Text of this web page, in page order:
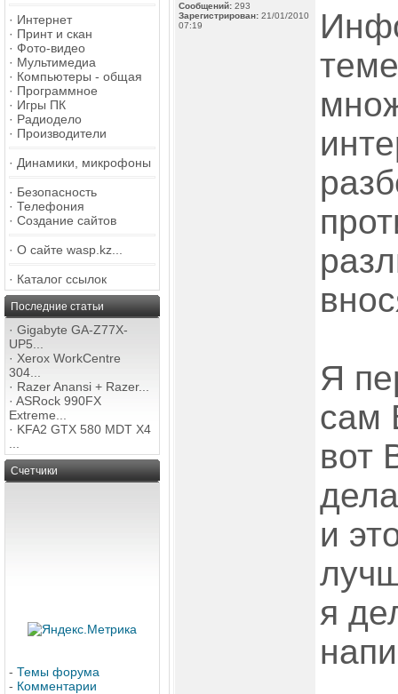
· Интернет
· Принт и скан
· Фото-видео
· Мультимедиа
· Компьютеры - общая
· Программное
· Игры ПК
· Радиодело
· Производители
· Динамики, микрофоны
· Безопасность
· Телефония
· Создание сайтов
· О сайте wasp.kz...
· Каталог ссылок
Последние статьи
· Gigabyte GA-Z77X-
UP5...
· Xerox WorkCentre
304...
· Razer Anansi + Razer...
· ASRock 990FX
Extreme...
· KFA2 GTX 580 MDT X4
Счетчики
- Темы форума
- Комментарии
Сообщений: 293
Зарегистрирован: 21/01/2010
07:19
Я
сам
вот
и
я